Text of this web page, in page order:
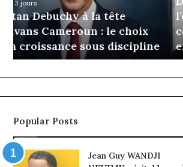
Tchangoum
passe
de
l’expérience
client
conquête
marché
des
entreprises
l’expérience client à la
conquête du marché des
entreprises
Popular Posts
Jean Guy WANDJI